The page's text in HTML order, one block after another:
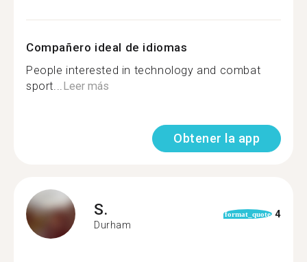
Compañero ideal de idiomas
People interested in technology and combat
sport...Leer más
Obtener la app
S.
Durham
format_quote 4